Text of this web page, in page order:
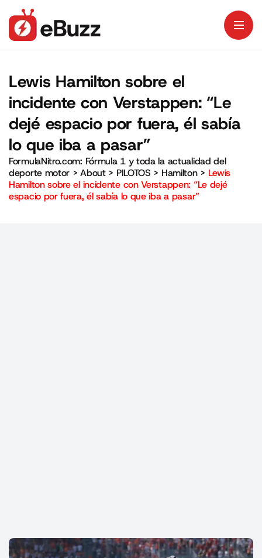
Lewis Hamilton sobre el
incidente con Verstappen: “Le
dejé espacio por fuera, él sabía
lo que iba a pasar”
FormulaNitro.com: Fórmula 1 y toda la actualidad del
deporte motor >About> PILOTOS > Hamilton> Lewis
Hamilton sobre el incidente con Verstappen: “Le dejé
espacio por fuera, él sabía lo que iba a pasar”